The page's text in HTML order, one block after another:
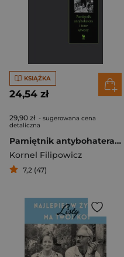
KSIĄŻKA
24,54 zł
29,90 zł - sugerowana cena
detaliczna
Pamiętnik antybohatera i inne utwory
Kornel Filipowicz
7,2 (47)